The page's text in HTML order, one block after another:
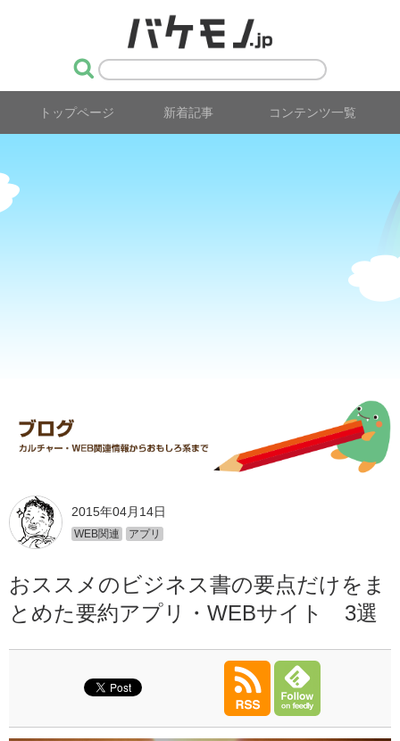
トップページ 新着記事 コンテンツ一覧
2015年04月14日
WEB関連 アプリ
おススメのビジネス書の要点だけをま
とめた要約アプリ・WEBサイト 3選